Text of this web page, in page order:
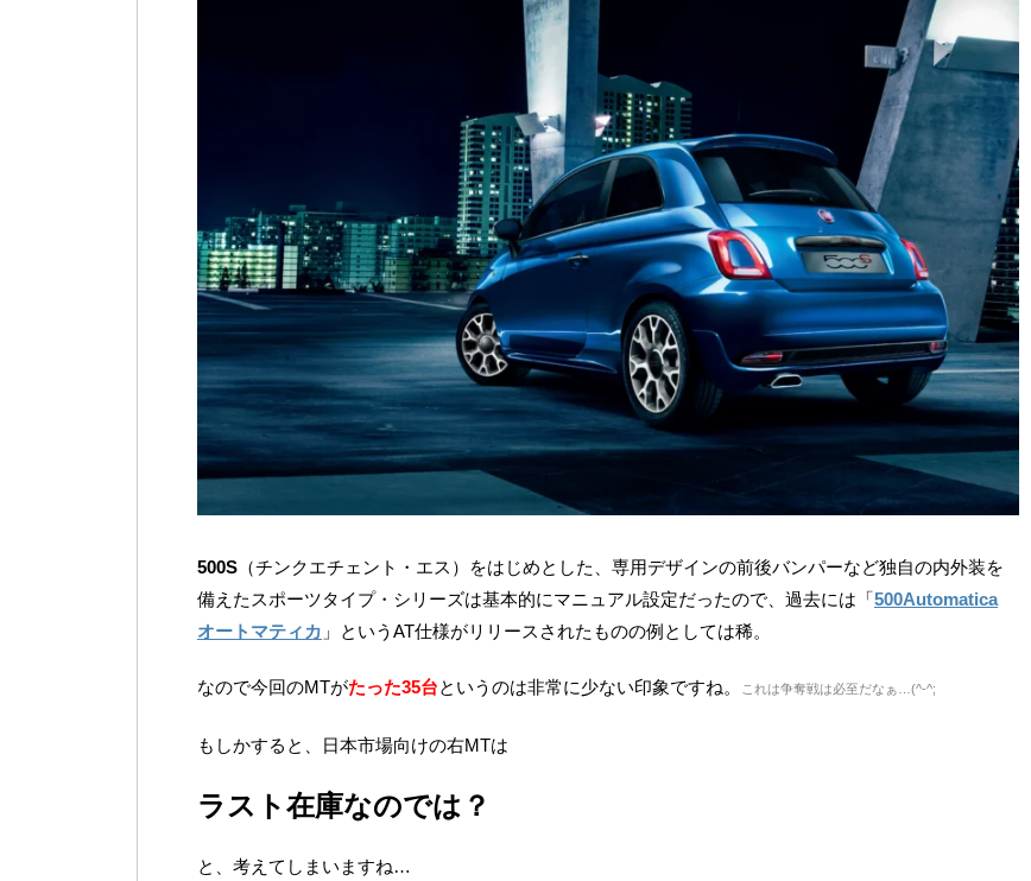
500S （チンクエチェント・エス）をはじめとした、専用デザインの前後バンパーなど独自の内外装を
備えたスポーツタイプ・シリーズは基本的にマニュアル設定だったので、過去には「500Automatica
オートマティカ 」というAT仕様がリリースされたものの例としては稀。
なので今回のMTがたった35台というのは非常に少ない印象ですね。 これは争奪戦は必至だなぁ…(^-^;
もしかすると、日本市場向けの右MTは
ラスト在庫なのでは？
と、考えてしまいますね…